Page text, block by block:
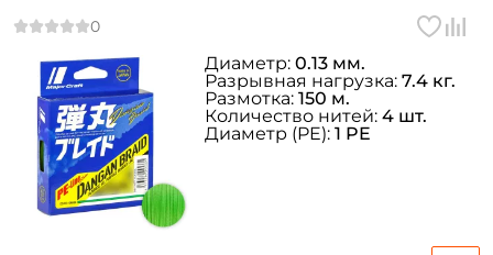
Диаметр: 0.13 мм.
Разрывная нагрузка: 7.4 кг.
Размотка: 150 м.
Количество нитей: 4 шт.
Диаметр (PE): 1 PE